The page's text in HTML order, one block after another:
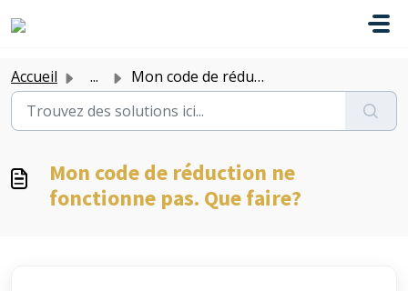
Accueil ... Mon code de réduction ne fonctionne pas. Que faire?
Mon code de réduction ne
fonctionne pas. Que faire?